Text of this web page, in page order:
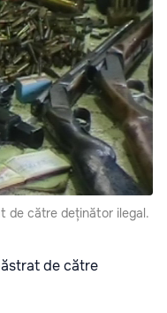
de către deținător ilegal.
de către